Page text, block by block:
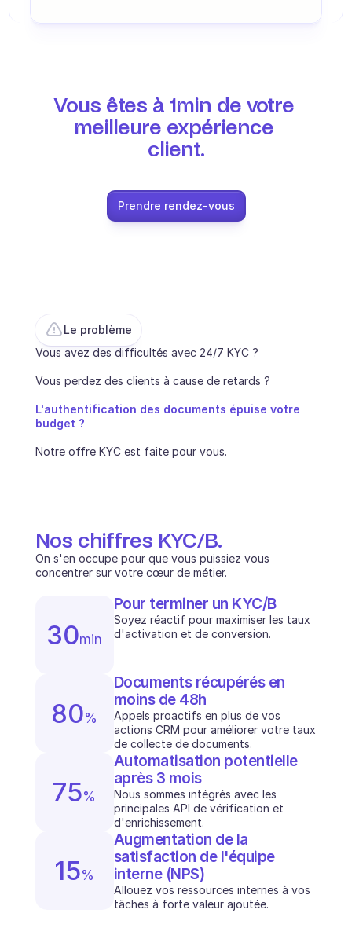
Fintech
Assurance
Place de marché
Service publics
INDUSTRIES
Plateforme C2C
Éducation
Mobilité
Télécommunication
Voyage
Service publics
FONCTIONNALITÉS
Onboarding agent
Base de connaissances
Ticket Center
Planification
Suivi qualité
Intégrations
Communication
Analytics
Vous êtes à 1min de votre
meilleure expérience
client.
Prendre rendez-vous
Nos chiffres KYC/B.
On s'en occupe pour que vous puissiez vous
concentrer sur votre cœur de métier.
30min
Pour terminer un KYC/B
Soyez réactif pour maximiser les taux
d'activation et de conversion.
80%
Documents récupérés en
moins de 48h
Appels proactifs en plus de vos
actions CRM pour améliorer votre taux
de collecte de documents.
75%
Automatisation potentielle
après 3 mois
Nous sommes intégrés avec les
principales API de vérification et
d'enrichissement.
15%
Augmentation de la
satisfaction de l'équipe
interne (NPS)
Allouez vos ressources internes à vos
tâches à forte valeur ajoutée.
Le problème
Vous avez des difficultés avec 24/7 KYC ?
Vous perdez des clients à cause de retards ?
L'authentification des documents épuise votre
budget ?
Notre offre KYC est faite pour vous.